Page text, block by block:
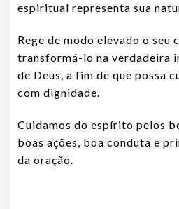
espiritual representa sua
Rege de modo elevado o seu
transformá-lo na verdadeira
de Deus, a fim de que possa
com dignidade.
Cuidamos do espírito pelos
boas ações, boa conduta e
da oração.